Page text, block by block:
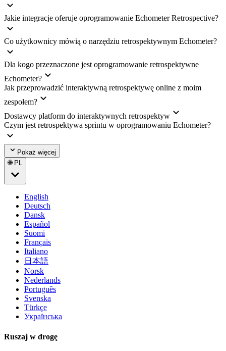
Jakie integracje oferuje oprogramowanie Echometer Retrospective?
Co użytkownicy mówią o narzędziu retrospektywnym Echometer?
Dla kogo przeznaczone jest oprogramowanie retrospektywne
Echometer?
Jak przeprowadzić interaktywną retrospektywę online z moim
zespołem?
Dostawcy platform do interaktywnych retrospektyw
Czym jest retrospektywa sprintu w oprogramowaniu Echometer?
Pokaż więcej
🌐 PL
English
Deutsch
Dansk
Español
Suomi
Français
Italiano
日本語
Norsk
Nederlands
Português
Svenska
Türkçe
Українська
Ruszaj w drogę